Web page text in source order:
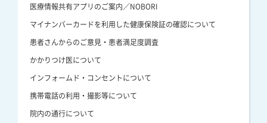
医療情報共有アプリのご案内／NOBORI
マイナンバーカードを利用した健康保険証の確認について
患者さんからのご意見・患者満足度調査
かかりつけ医について
インフォームド・コンセントについて
携帯電話の利用・撮影等について
院内の通行について